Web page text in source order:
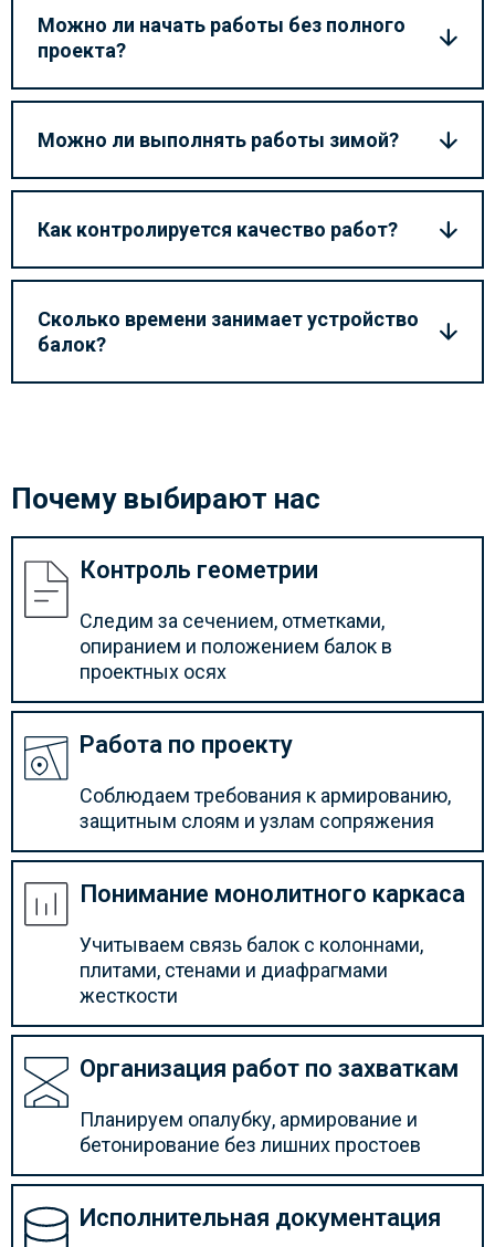
Можно ли начать работы без полного
проекта?
Можно ли выполнять работы зимой?
Как контролируется качество работ?
Сколько времени занимает устройство
балок?
Почему выбирают нас
Контроль геометрии
Следим за сечением, отметками,
опиранием и положением балок в
проектных осях
Работа по проекту
Соблюдаем требования к армированию,
защитным слоям и узлам сопряжения
Понимание монолитного каркаса
Учитываем связь балок с колоннами,
плитами, стенами и диафрагмами
жесткости
Организация работ по захваткам
Планируем опалубку, армирование и
бетонирование без лишних простоев
Исполнительная документация